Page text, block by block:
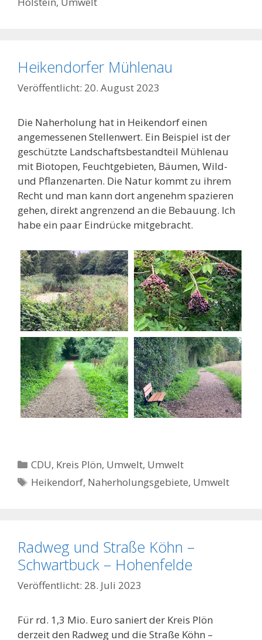
Heikendorfer Mühlenau
20. August 2023
Die Naherholung hat in Heikendorf einen
angemessenen Stellenwert. Ein Beispiel ist der
geschützte Landschaftsbestandteil Mühlenau
mit Biotopen, Feuchtgebieten, Bäumen, Wild-
und Pflanzenarten. Die Natur kommt zu ihrem
Recht und man kann dort angenehm spazieren
gehen, direkt angrenzend an die Bebauung. Ich
habe ein paar Eindrücke mitgebracht.
Kategorien
CDU, Kreis Plön, Umwelt, Umwelt
Schlagwörter
Heikendorf, Naherholungsgebiete, Umwelt
Radweg und Straße Köhn –
Schwartbuck – Hohenfelde
28. Juli 2023
Für rd. 1,3 Mio. Euro saniert der Kreis Plön
derzeit den Radweg und die Straße Köhn –